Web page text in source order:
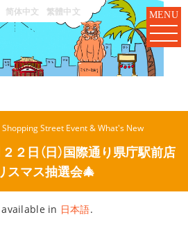
简体中文 繁體中文 MENU
Street Event & What's New
日（日）国際通り県庁駅前店
スマス抽選会🎄
in 日本語.